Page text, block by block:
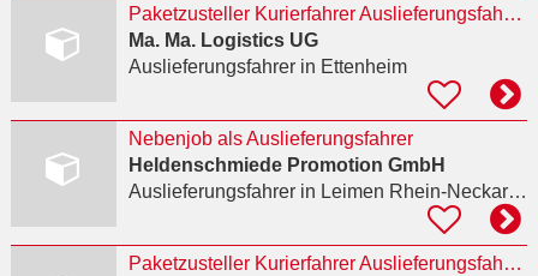
Paketzusteller Kurierfahrer Auslieferungsfahrer (m/w/d) VZ
Ma. Ma. Logistics UG
Auslieferungsfahrerin Ettenheim
Nebenjob als Auslieferungsfahrer
Heldenschmiede Promotion GmbH
Auslieferungsfahrerin Leimen Rhein-Neckar-Kreis
Paketzusteller Kurierfahrer Auslieferungsfahrer (m/w/d) VZ